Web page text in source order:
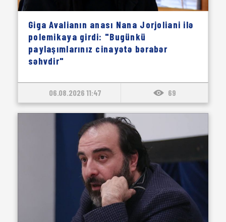
Giga Avalianın anası Nana Jorjoliani ilə
polemikaya girdi: "Bugünkü
paylaşımlarınız cinayətə bərabər
səhvdir"
06.08.2026 11:47 69